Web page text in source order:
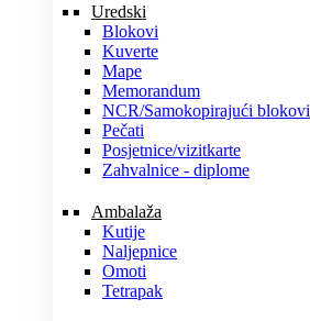
Uredski
Blokovi
Kuverte
Mape
Memorandum
NCR/Samokopirajući blokovi
Pečati
Posjetnice/vizitkarte
Zahvalnice - diplome
Ambalaža
Kutije
Naljepnice
Omoti
Tetrapak